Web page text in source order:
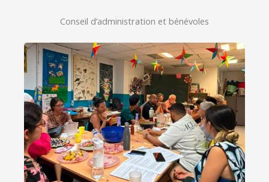
Conseil d’administration et bénévoles